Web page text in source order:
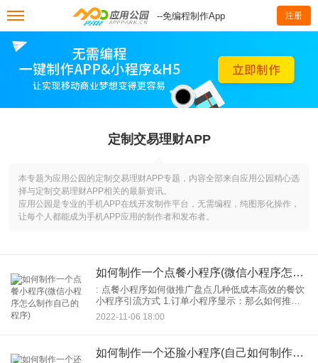
--免编程制作App 注册
定制交易理财APP
本专题为应用公园的定制交易理财APP专题，内容全部来自应用公园精心选
择与定制交易理财APP相关的最新资讯。
应用公园是专业的手机APP在线开发制作平台，无需编程，纯图形化操作，
让每个人都能成为手机APP应用的制作者和发布者。
如何制作一个点餐小程序(微信小程序怎么制作自己的程序)
: 点餐小程序如何做推广盘点几种低成本高效的餐饮
小程序引流方式 1.订单小程序显示：那么如何推广
操作一个订单小程序？用户如何找到并使用它？下
面就来盘点几种低成本高效的餐饮小程序引流方
2022-11-06 18:00
如何制作一个还脸小程序(自己如何制作小程序制作小程序关键有哪些)